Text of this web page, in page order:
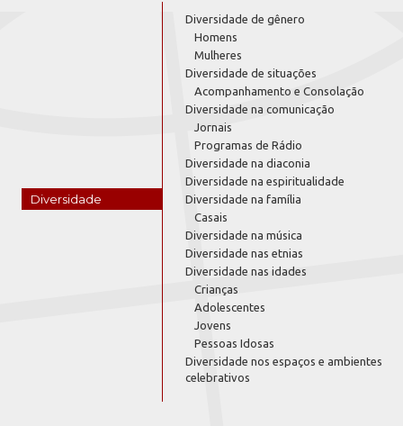
Diversidade
Diversidade de gênero
Homens
Mulheres
Diversidade de situações
Acompanhamento e Consolação
Diversidade na comunicação
Jornais
Programas de Rádio
Diversidade na diaconia
Diversidade na espiritualidade
Diversidade na família
Casais
Diversidade na música
Diversidade nas etnias
Diversidade nas idades
Crianças
Adolescentes
Jovens
Pessoas Idosas
Diversidade nos espaços e ambientes
celebrativos